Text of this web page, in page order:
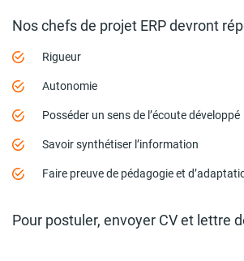
Nos chefs de projet ERP devront
Rigueur
Autonomie
Posséder un sens de l’écoute développé
Savoir synthétiser l’information
Faire preuve de pédagogie et
Pour postuler, envoyer CV et lettre